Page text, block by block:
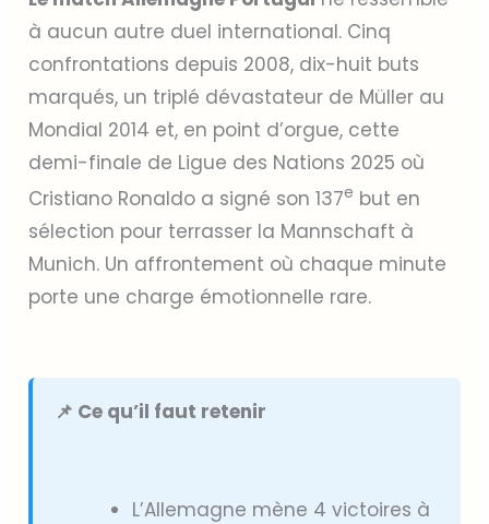
à aucun autre duel international. Cinq
confrontations depuis 2008, dix-huit buts
marqués, un triplé dévastateur de Müller au
Mondial 2014 et, en point d’orgue, cette
demi-finale de Ligue des Nations 2025 où
Cristiano Ronaldo a signé son 137e but en
sélection pour terrasser la Mannschaft à
Munich. Un affrontement où chaque minute
porte une charge émotionnelle rare.
📌 Ce qu’il faut retenir
L’Allemagne mène 4 victoires à